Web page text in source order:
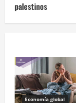
palestinos
Economía global